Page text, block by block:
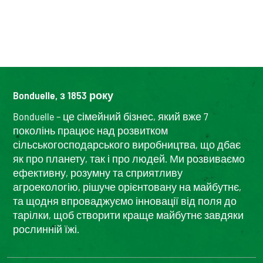
Bonduelle, з 1853 року
Bonduelle – це сімейний бізнес, який вже 7
поколінь працює над розвитком
сільськогосподарського виробництва, що дбає
як про планету, так і про людей. Ми розвиваємо
ефективну, розумну та сприятливу
агроекологію, рішуче орієнтовану на майбутнє,
та щодня впроваджуємо інновації від поля до
тарілки, щоб створити краще майбутнє завдяки
рослинній їжі.